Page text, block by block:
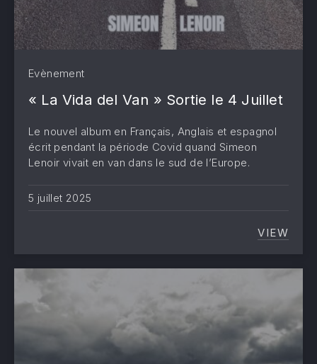
Evènement
« La Vida del Van » Sortie le 4 Juillet
Le nouvel album en Français, Anglais et espagnol
écrit pendant la période Covid quand Simeon
Lenoir vivait en van dans le sud de l’Europe.
5 juillet 2025
VIEW
« LA
PREVIOUS